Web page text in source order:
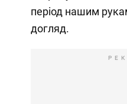
період нашим
догляд.